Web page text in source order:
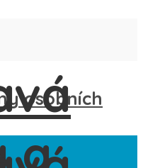
osobních